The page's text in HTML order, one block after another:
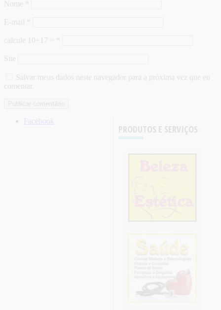
Nome
E-mail
calcule 10+17 =
Site
Salvar meus dados neste navegador para a próxima vez que eu
comentar.
PRODUTOS E SERVIÇOS
Facebook